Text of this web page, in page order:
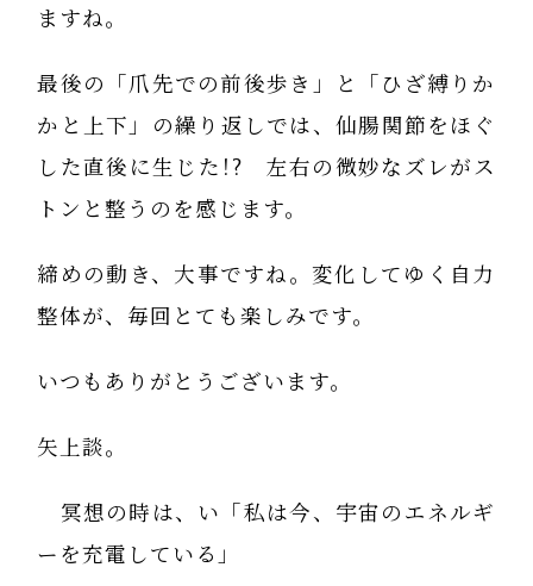
ますね。
最後の「爪先での前後歩き」と「ひざ縛りか
かと上下」の繰り返しでは、仙腸関節をほぐ
した直後に生じた!? 左右の微妙なズレがス
トンと整うのを感じます。
締めの動き、大事ですね。変化してゆく自力
整体が、毎回とても楽しみです。
いつもありがとうございます。
矢上談。
冥想の時は、い「私は今、宇宙のエネルギ
ーを充電している」